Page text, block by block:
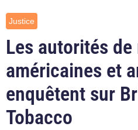
Justice
Les autorités
américaines et
enquêtent sur
Tobacco